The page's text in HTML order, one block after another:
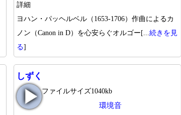
詳細
ヨハン・パッヘルベル（1653-1706）作曲によるカ
ノン（Canon in D）を心安らぐオルゴー[... 続きを見
る]
しずく
ファイルサイズ1040kb
環境音